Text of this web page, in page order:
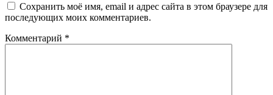
Сохранить моё имя, email и адрес сайта в этом браузере для
последующих моих комментариев.
Комментарий *